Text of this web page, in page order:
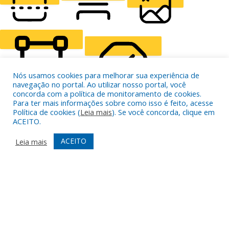
READING LINE READING MASK HIDE IMAGES
HIGHLIGHT CONTENT STOP ANIMATIONS
Nós usamos cookies para melhorar sua experiência de
navegação no portal. Ao utilizar nosso portal, você
concorda com a política de monitoramento de cookies.
Para ter mais informações sobre como isso é feito, acesse
Política de cookies (Leia mais). Se você concorda, clique em
ACEITO.
Leia mais
ACEITO